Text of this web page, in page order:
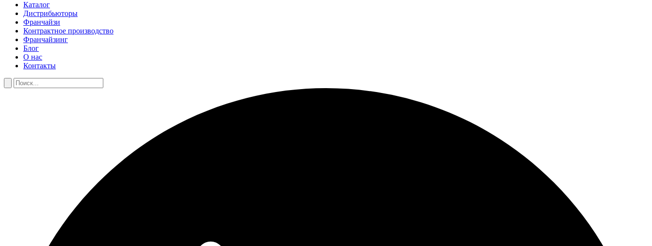
Каталог
Дистрибьюторы
Франчайзи
Контрактное производство
Франчайзинг
Блог
О нас
Контакты